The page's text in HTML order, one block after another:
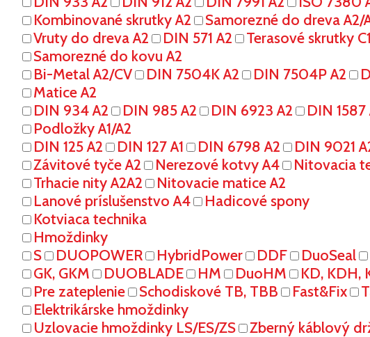
Kombinované skrutky A2
Samorezné do dreva A2/
Vruty do dreva A2
DIN 571 A2
Terasové skrutky
Samorezné do kovu A2
Bi-Metal A2/CV
DIN 7504K A2 DIN 7504P A2
Matice A2
DIN 934 A2
DIN 985 A2 DIN 6923 A2 DIN 1587
Podložky A1/A2
DIN 125 A2
DIN 127 A1 DIN 6798 A2 DIN 9021
Závitové tyče A2
Nerezové kotvy A4
Nitovacia
Trhacie nity A2A2
Nitovacie matice A2
Lanové príslušenstvo A4
Hadicové spony
Kotviaca technika
Hmoždinky
S
DUOPOWER HybridPower DDF DuoSeal
GK, GKM
DUOBLADE HM DuoHM KD, KDH,
Pre zateplenie
Schodiskové TB, TBB Fast&Fix
Elektrikárske hmoždinky
Uzlovacie hmoždinky LS/ES/ZS
Zberný káblový